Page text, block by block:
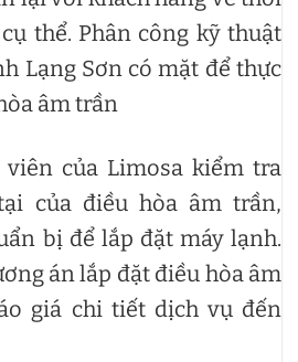
thể. Phân công kỹ thuật
Lạng Sơn có mặt để thực
âm trần
viên của Limosa kiểm tra
của điều hòa âm trần,
bị để lắp đặt máy lạnh.
án lắp đặt điều hòa âm
giá chi tiết dịch vụ đến